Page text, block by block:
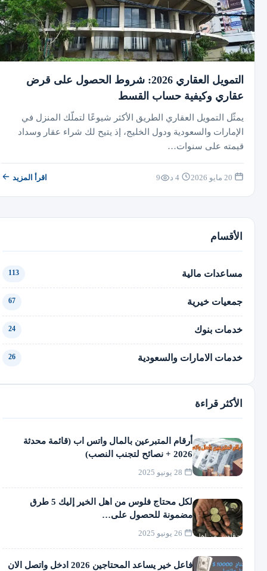
التمويل العقاري 2026: شروط الحصول على قرض
عقاري وكيفية حساب القسط
يمثّل التمويل العقاري الطريق الأكثر شيوعًا لتملّك المنزل في
الإمارات والسعودية ودول الخليج، إذ يتيح لك شراء عقار وسداد
قيمته على سنوات…
9 اقرأ المزيد
الأقسام
مساعدات مالية 113
جمعيات خيرية 67
خدمات بنوك 24
خدمات الامارات والسعودية 26
الأكثر قراءة
أرقام المتبرعين بالمال واتس اب (قائمة محدثة
2026 + نصائح لتجنب النصب)
لكل محتاج فلوس من اهل الخير إليك 5 طرق
مضمونة للحصول على…
فاعل خير يساعد المحتاجين 2026 ادخل واتصل الان